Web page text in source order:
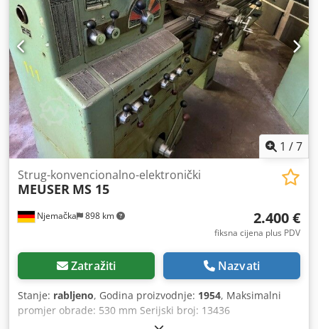
1 /7
Njemačka 898 km
Strug-konvencionalno-elektronički
MEUSER MS 15
2.400 €
fiksna cijena plus PDV
Zatražiti Nazvati
Stanje: rabljeno, Godina proizvodnje: 1954, Maksimalni
promjer obrade: 530 mm Serijski broj: 13436
Dwjdpfsztfygsx Adrsa Masa stroja: približno 1,4 t